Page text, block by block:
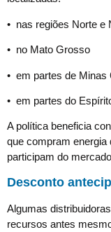
• nas regiões Norte e
• no Mato Grosso
• em partes de Minas
• em partes do
A política beneficia
que compram energia
participam do
Desconto
Algumas
recursos antes